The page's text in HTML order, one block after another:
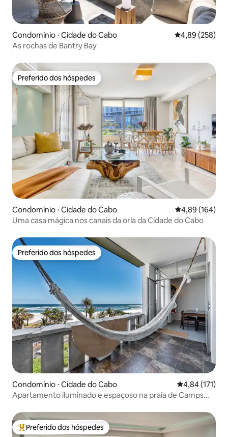
Condomínio ⋅ Cidade do Cabo 4,89 de uma
4,89 (258)
As rochas de Bantry Bay
Preferido dos hóspedes
Preferido dos hóspedes
Condomínio ⋅ Cidade do Cabo 4,89 de uma
4,89 (164)
Uma casa mágica nos canais da orla da Cidade do Cabo
Preferido dos hóspedes
Preferido dos hóspedes
Condomínio ⋅ Cidade do Cabo 4,84 de uma
4,84 (171)
Apartamento iluminado e espaçoso na praia de Camps
Entre os melhores preferidos dos hóspedes
Preferido dos hóspedes